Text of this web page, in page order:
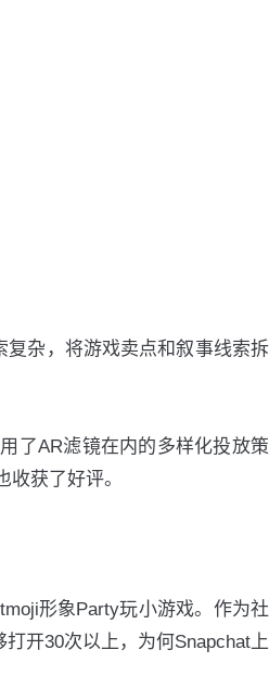
杂，将游戏卖点和叙事线索拆
了AR滤镜在内的多样化投放策
获了好评。
形象Party玩小游戏。作为社
开30次以上，为何Snapchat上